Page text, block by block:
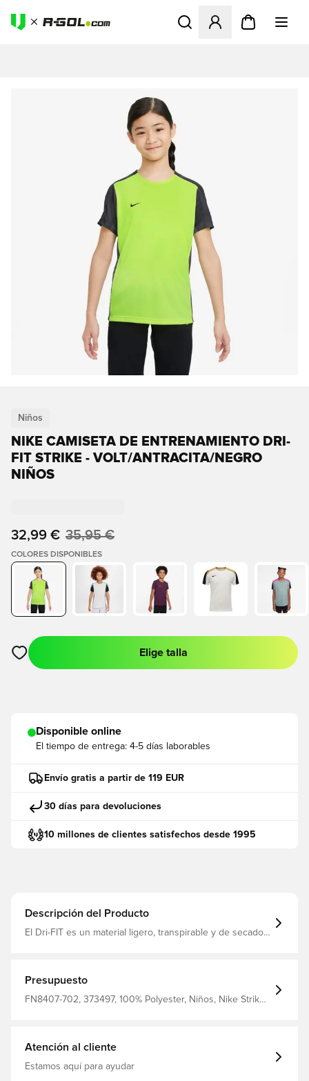
Abre un modal para iniciar
Niños
NIKE CAMISETA DE ENTRENAMIENTO DRI-
FIT STRIKE - VOLT/ANTRACITA/NEGRO
NIÑOS
32,99 € 35,95 €
COLORES DISPONIBLES
Abre un modal para iniciar sesión o registrarse como miembro
Elige talla
Disponible online
El tiempo de entrega: 4-5 días laborables
Envío gratis a partir de 119 EUR
30 días para devoluciones
10 millones de clientes satisfechos desde 1995
Descripción del Producto
El Dri-FIT es un material ligero, transpirable y de secado
Hecho de 100% poliéster
Presupuesto
FN8407-702, 373497, 100% Polyester, Niños, Nike Strike,
Atención al cliente
Estamos aquí para ayudar